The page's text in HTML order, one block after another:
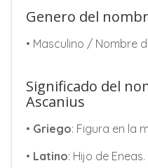
Genero del
• Masculino / Nombre
Significado del
Ascanius
• Griego: Figura en la
• Latino: Hijo de Eneas.